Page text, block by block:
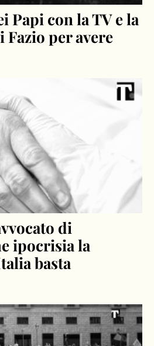
Papi con la TV e la
Fazio per avere
di
ipocrisia la
basta